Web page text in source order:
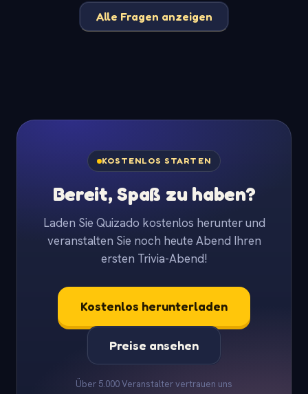
Alle Fragen anzeigen
KOSTENLOS STARTEN
Bereit, Spaß zu haben?
Laden Sie Quizado kostenlos herunter und
veranstalten Sie noch heute Abend Ihren
ersten Trivia-Abend!
Kostenlos herunterladen
Preise ansehen
Über 5.000 Veranstalter vertrauen uns